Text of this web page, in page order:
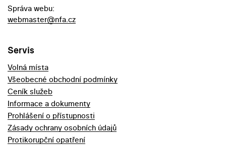
Správa webu:
webmaster@nfa.cz
Servis
Volná místa
Všeobecné obchodní podmínky
Ceník služeb
Informace a dokumenty
Prohlášení o přístupnosti
Zásady ochrany osobních údajů
Protikorupční opatření